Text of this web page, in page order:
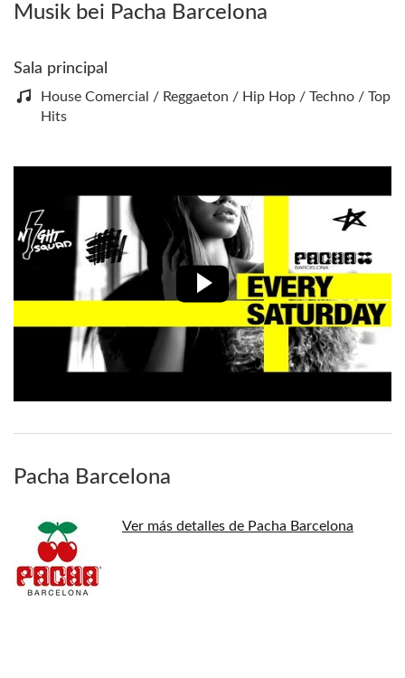
Musik bei Pacha Barcelona
Sala principal
House Comercial / Reggaeton / Hip Hop / Techno / Top
Hits
Pacha Barcelona
Ver más detalles de Pacha Barcelona